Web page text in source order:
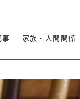
事 家族・人間関係